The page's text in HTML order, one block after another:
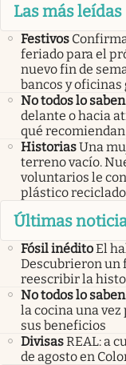
Las más leídas
Festivos
feriado para el
nuevo fin de
bancos y
No todos lo saben
delante o hacia
qué
HistoriasUna
terreno vacío.
voluntarios le
plástico reciclado
Últimas
Fósil inéditoEl
Descubrieron un
reescribir la
No todos lo saben
la cocina una vez
sus beneficios
DivisasREAL: a
de agosto en